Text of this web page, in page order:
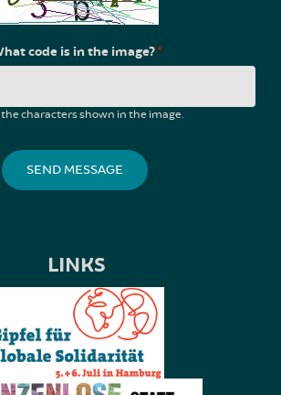
code is in the image?*
characters shown in the image.
LINKS